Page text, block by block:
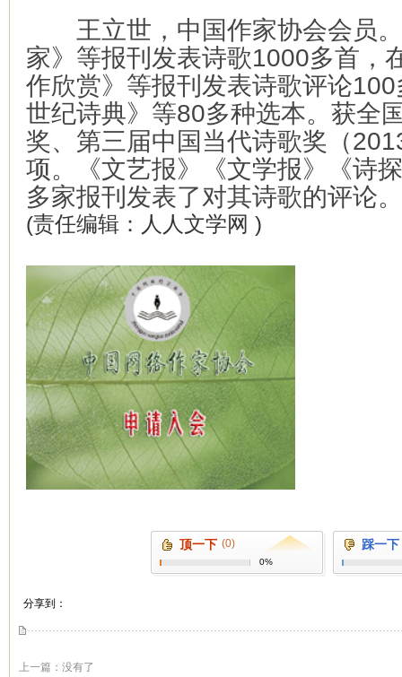
王立世，中国作家协会会员。
家》等报刊发表诗歌1000多首，
作欣赏》等报刊发表诗歌评论
世纪诗典》等80多种选本。获全
奖、第三届中国当代诗歌奖（
项。《文艺报》《文学报》《诗
多家报刊发表了对其诗歌的评论。
(责任编辑：人人文学网 )
顶一下 (0)
0%
踩一下
分享到：
上一篇：没有了